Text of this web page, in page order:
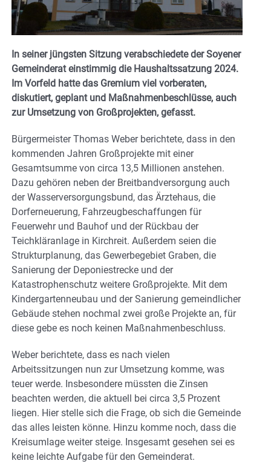
In seiner jüngsten Sitzung verabschiedete der Soyener
Gemeinderat einstimmig die Haushaltssatzung 2024.
Im Vorfeld hatte das Gremium viel vorberaten,
diskutiert, geplant und Maßnahmenbeschlüsse, auch
zur Umsetzung von Großprojekten, gefasst.
Bürgermeister Thomas Weber berichtete, dass in den
kommenden Jahren Großprojekte mit einer
Gesamtsumme von circa 13,5 Millionen anstehen.
Dazu gehören neben der Breitbandversorgung auch
der Wasserversorgungsbund, das Ärztehaus, die
Dorferneuerung, Fahrzeugbeschaffungen für
Feuerwehr und Bauhof und der Rückbau der
Teichkläranlage in Kirchreit. Außerdem seien die
Strukturplanung, das Gewerbegebiet Graben, die
Sanierung der Deponiestrecke und der
Katastrophenschutz weitere Großprojekte. Mit dem
Kindergartenneubau und der Sanierung gemeindlicher
Gebäude stehen nochmal zwei große Projekte an, für
diese gebe es noch keinen Maßnahmenbeschluss.
Weber berichtete, dass es nach vielen
Arbeitssitzungen nun zur Umsetzung komme, was
teuer werde. Insbesondere müssten die Zinsen
beachten werden, die aktuell bei circa 3,5 Prozent
liegen. Hier stelle sich die Frage, ob sich die Gemeinde
das alles leisten könne. Hinzu komme noch, dass die
Kreisumlage weiter steige. Insgesamt gesehen sei es
keine leichte Aufgabe für den Gemeinderat.